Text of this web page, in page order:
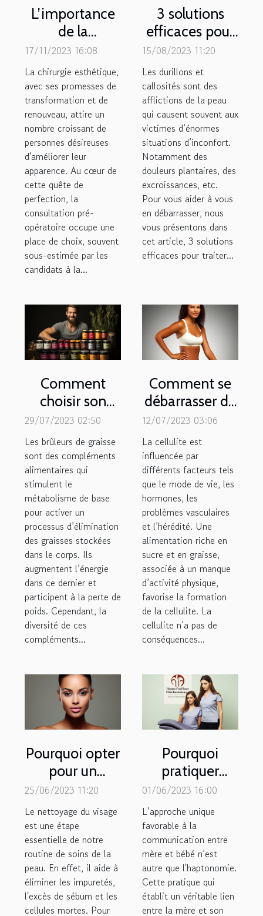
L’importance
de la
consultation
pré-opératoire
en chirurgie
esthétique
17/11/2023 16:08
La chirurgie esthétique,
avec ses promesses de
transformation et de
renouveau, attire un
nombre croissant de
personnes désireuses
d'améliorer leur
apparence. Au cœur de
cette quête de
perfection, la
consultation pré-
opératoire occupe une
place de choix, souvent
sous-estimée par les
candidats à la...
3 solutions
efficaces pour
traiter les
durillons et
callosités
15/08/2023 11:20
Les durillons et
callosités sont des
afflictions de la peau
qui causent souvent aux
victimes d’énormes
situations d’inconfort.
Notamment des
douleurs plantaires, des
excroissances, etc.
Pour vous aider à vous
en débarrasser, nous
vous présentons dans
cet article, 3 solutions
efficaces pour traiter...
Comment
choisir son
brûleur de
graisse ?
29/07/2023 02:50
Les brûleurs de graisse
sont des compléments
alimentaires qui
stimulent le
métabolisme de base
pour activer un
processus d’élimination
des graisses stockées
dans le corps. Ils
augmentent l’énergie
dans ce dernier et
participent à la perte de
poids. Cependant, la
diversité de ces
compléments...
Comment se
débarrasser de
la cellulite ?
12/07/2023 03:06
La cellulite est
influencée par
différents facteurs tels
que le mode de vie, les
hormones, les
problèmes vasculaires
et l’hérédité. Une
alimentation riche en
sucre et en graisse,
associée à un manque
d’activité physique,
favorise la formation
de la cellulite. La
cellulite n’a pas de
conséquences...
Pourquoi opter
pour un
appareil de
nettoyage du
visage ?
25/06/2023 11:20
Le nettoyage du visage
est une étape
essentielle de notre
routine de soins de la
peau. En effet, il aide à
éliminer les impuretés,
l'excès de sébum et les
cellules mortes. Pour
Pourquoi
pratiquer
l’haptonomie
pendant la
grossesse ?
01/06/2023 16:00
L’approche unique
favorable à la
communication entre
mère et bébé n’est
autre que l'haptonomie.
Cette pratique qui
établit un véritable lien
entre la mère et son